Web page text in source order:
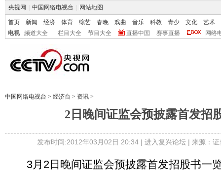
央视网 中国网络电视台 网站地图
首页 新闻 经济 体育 综艺 春晚 戏曲 音乐 科教 青少 文化
艺术
电视
频道大全 栏目大全 节目大全 直播中国 赛事直播 网络
中国网络电视台 > 经济台 > 资讯 >
2日晚间证监会预披露首发招
发布时间:2012年03月02日 20:34 | 进入复兴论坛| 来源：
3月2日晚间证监会预披露首发招股书一